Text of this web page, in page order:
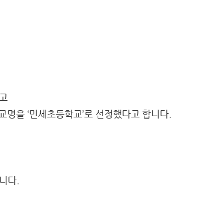
을 ‘민세초등학교’로 선정했다고 합니다.
다.